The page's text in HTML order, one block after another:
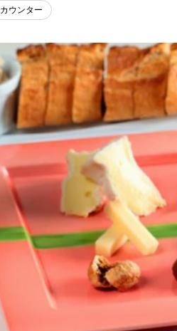
カウンター